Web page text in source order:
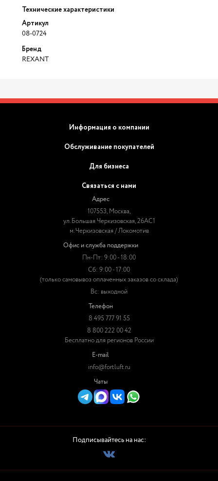
Технические характеристики
Артикул
08-0724
Бренд
REXANT
Информация о компании
Обслуживание покупателей
Для бизнеса
Связаться с нами
Адрес
107553, Москва,
ул. Большая Черкизовская, 26АС1
м. Черкизовская / Локомотив
Офис и служба поддержки
Пн-Пт: 9:00 - 18:00
Сб: 9:00 - 17:00
(только самовывоз оплаченных заказов со склада)
Вс: выходной
Телефон
8 495 777 91 55
8 800 222 00 42
Бесплатно для регионов России
E-mail
info@fortluft.ru
Чаты
Подписывайтесь на нас: